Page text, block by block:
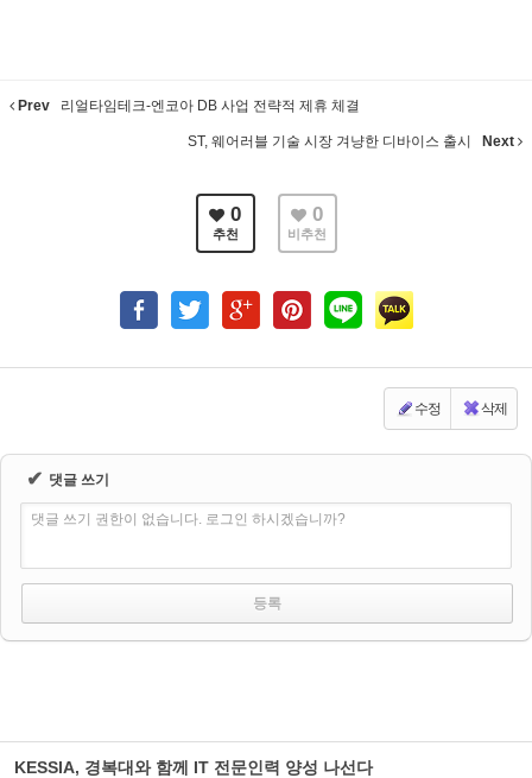
Prev 리얼타임테크-엔코아 DB 사업 전략적 제휴 체결
ST, 웨어러블 기술 시장 겨냥한 디바이스 출시 Next
0
추천
0
비추천
수정 삭제
✔ 댓글 쓰기
댓글 쓰기 권한이 없습니다. 로그인 하시겠습니까?
KESSIA, 경복대와 함께 IT 전문인력 양성 나선다